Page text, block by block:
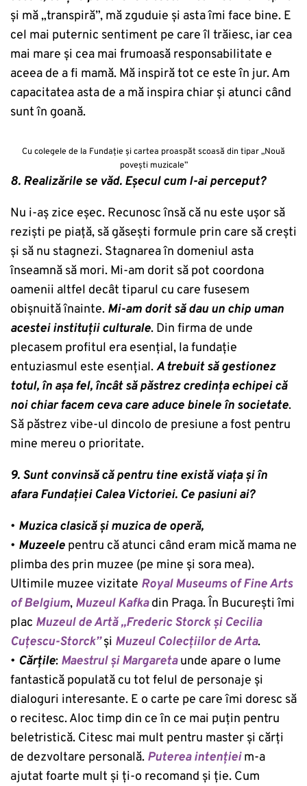
și mă „transpiră”, mă zguduie și asta îmi face bine. E
cel mai puternic sentiment pe care îl trăiesc, iar cea
mai mare și cea mai frumoasă responsabilitate e
aceea de a fi mamă. Mă inspiră tot ce este în jur. Am
capacitatea asta de a mă inspira chiar și atunci când
sunt în goană.
Cu colegele de la Fundație și cartea proaspăt scoasă din tipar „Nouă
povești muzicale”
8. Realizările se văd. Eșecul cum l-ai perceput?
Nu i-aș zice eșec. Recunosc însă că nu este ușor să
reziști pe piață, să găsești formule prin care să crești
și să nu stagnezi. Stagnarea în domeniul asta
înseamnă să mori. Mi-am dorit să pot coordona
oamenii altfel decât tiparul cu care fusesem
obișnuită înainte. Mi-am dorit să dau un chip uman
acestei instituții culturale. Din firma de unde
plecasem profitul era esențial, la fundație
entuziasmul este esențial.A trebuit să gestionez
totul, în așa fel, încât să păstrez credința echipei că
noi chiar facem ceva care aduce binele în societate.
Să păstrez vibe-ul dincolo de presiune a fost pentru
mine mereu o prioritate.
9. Sunt convinsă că pentru tine există viața și în
afara Fundației Calea Victoriei. Ce pasiuni ai?
• Muzica clasică și muzica de operă,
• Muzeele pentru că atunci când eram mică mama ne
plimba des prin muzee (pe mine și sora mea).
Ultimile muzee vizitate Royal Museums of Fine Arts
of Belgium, Muzeul Kafka din Praga. În București îmi
plac Muzeul de Artă „Frederic Storck și Cecilia
Cuțescu-Storck”și Muzeul Colecțiilor de Arta.
• Cărțile: Maestrul și Margareta unde apare o lume
fantastică populată cu tot felul de personaje și
dialoguri interesante. E o carte pe care îmi doresc să
o recitesc. Aloc timp din ce în ce mai puțin pentru
beletristică. Citesc mai mult pentru master și cărți
de dezvoltare personală. Puterea intenţieim-a
ajutat foarte mult și ți-o recomand și ție. Cum